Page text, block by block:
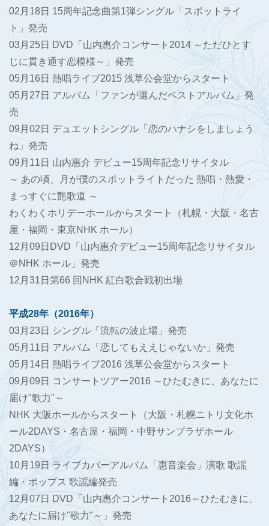
02月18日 15周年記念曲第1弾シングル「スポットライ
ト」発売
03月25日 DVD「山内惠介コンサート2014 ～ただひとす
じに貫き通す恋模様～」発売
05月16日 熱唱ライブ2015 浅草公会堂からスタート
05月27日 アルバム「ファンが選んだベストアルバム」発
売
09月02日 デュエットシングル「恋のハナシをしましょう
ね」発売
09月11日 山内惠介 デビュー15周年記念リサイタル
～ あの頃、月が僕のスポットライトだった 熱唱・熱愛・
まっすぐに艶歌道 ～
わくわくホリデーホールからスタート（札幌・大阪・名古
屋・福岡・東京NHK ホール）
12月09日DVD「山内惠介デビュー15周年記念リサイタル
＠NHK ホール」発売
12月31日第66 回NHK 紅白歌合戦初出場
平成28年（2016年）
03月23日 シングル「流転の波止場」発売
05月11日 アルバム「恋してもええじゃないか」発売
05月14日 熱唱ライブ2016 浅草公会堂からスタート
09月09日 コンサートツアー2016 ～ひたむきに、あなたに
届け"歌力"～
NHK 大阪ホールからスタート（大阪・札幌ニトリ文化ホ
ール2DAYS・名古屋・福岡・中野サンプラザホール
2DAYS）
10月19日 ライブカバーアルバム「惠音楽会」演歌 歌謡
編・ポップス 歌謡編発売
12月07日 DVD「山内惠介コンサート2016～ひたむきに、
あなたに届け"歌力"～」発売